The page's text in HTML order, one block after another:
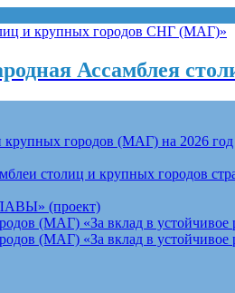
Ассамблея
городов (МАГ) на 2026 год
столиц и крупных городов
(проект)
(МАГ) «За вклад в устойчивое
(МАГ) «За вклад в